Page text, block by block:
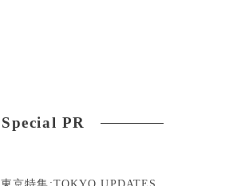
Special PR
東京特集:TOKYO UPDATES